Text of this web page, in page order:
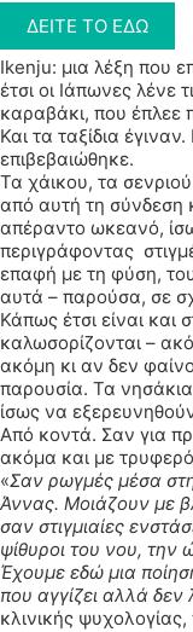
ΔΕΙΤΕ ΤΟ ΕΔΩ
Ikenju: μια λέξη που
έτσι οι Ιάπωνες λένε
καραβάκι, που έπλεε
Και τα ταξίδια
επιβεβαιώθηκε.
Τα χάικου, τα
από αυτή τη σύνδεση
απέραντο ωκεανό,
περιγράφοντας
επαφή με τη φύση,
αυτά – παρούσα, σε
Κάπως έτσι είναι
καλωσορίζονται –
ακόμη κι αν δεν
παρουσία. Τα
ίσως να
Από κοντά. Σαν για
ακόμα και με
«Σαν ρωγμές μέσα
Άννας. Μοιάζουν με
σαν στιγμιαίες
ψίθυροι του νου,
Έχουμε εδώ μια
που αγγίζει αλλά δεν
κλινικής ψυχολογίας,